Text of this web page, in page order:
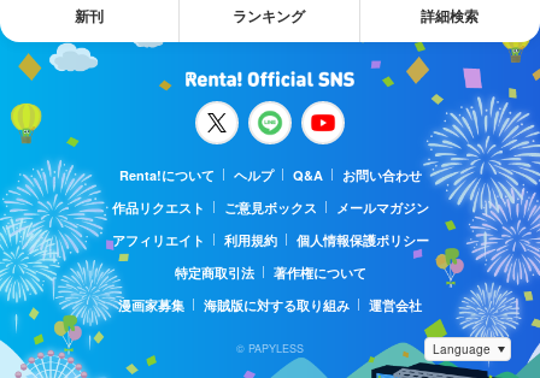
新刊 ランキング 詳細検索
Renta!について ヘルプ Q&A
お問い合わせ
作品リクエスト
ご意見ボックス
メールマガジン
アフィリエイト
利用規約
個人情報保護ポリシー
特定商取引法
著作権について
漫画家募集
海賊版に対する取り組み 運営会社
© PAPYLESS